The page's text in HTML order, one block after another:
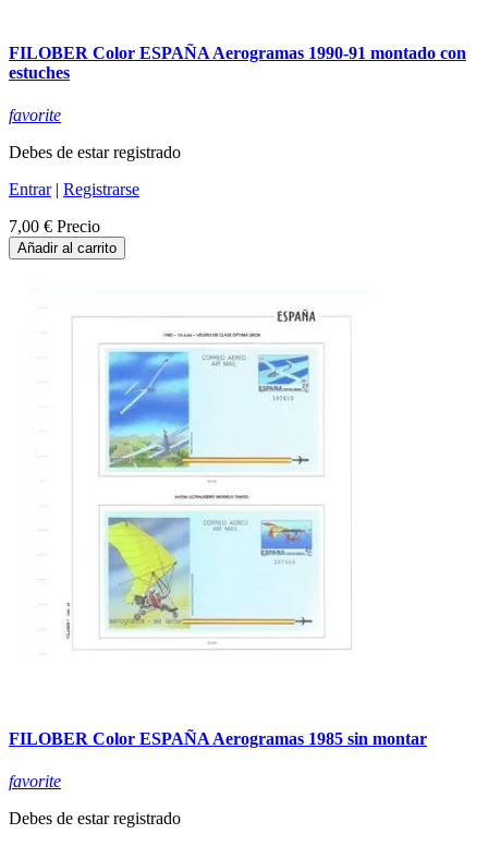
FILOBER Color ESPAÑA Aerogramas 1990-91 montado con
estuches
favorite
Debes de estar registrado
Entrar| Registrarse
7,00 € Precio
Añadir al carrito
FILOBER Color ESPAÑA Aerogramas 1985 sin montar
favorite
Debes de estar registrado